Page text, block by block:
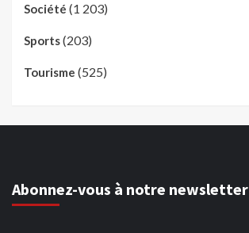
Société (1 203)
Sports(203)
Tourisme (525)
Abonnez-vous à notre newsletter